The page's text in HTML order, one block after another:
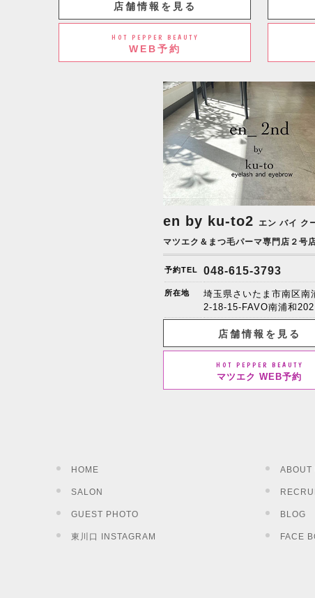
店舗情報を見る
HOT PEPPER BEAUTY
WEB予約
en by ku-to2
エン バイ ク
マツエク＆まつ毛パーマ専門店２号
予約TEL 048-615-3793
所在地
埼玉県さいたま市南区南
2-18-15-FAVO南浦和202
店舗情報を見る
HOT PEPPER BEAUTY
マツエク WEB予約
HOME ABOUT
SALON
GUEST PHOTO BLOG
東川口 INSTAGRAM FACE